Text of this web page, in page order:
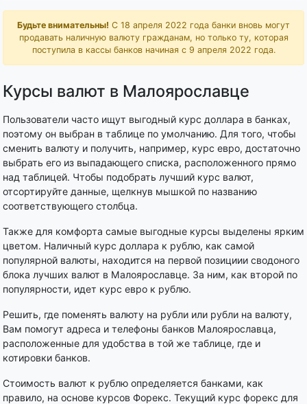
Будьте внимательны! С 18 апреля 2022 года банки вновь могут
продавать наличную валюту гражданам, но только ту, которая
поступила в кассы банков начиная с 9 апреля 2022 года.
Курсы валют в Малоярославце
Пользователи часто ищут выгодный курс доллара в банках,
поэтому он выбран в таблице по умолчанию. Для того, чтобы
сменить валюту и получить, например, курс евро, достаточно
выбрать его из выпадающего списка, расположенного прямо
над таблицей. Чтобы подобрать лучший курс валют,
отсортируйте данные, щелкнув мышкой по названию
соответствующего столбца.
Также для комфорта самые выгодные курсы выделены ярким
цветом. Наличный курс доллара к рублю, как самой
популярной валюты, находится на первой позициии сводоного
блока лучших валют в Малоярославце. За ним, как второй по
популярности, идет курс евро к рублю.
Решить, где поменять валюту на рубли или рубли на валюту,
Вам помогут адреса и телефоны банков Малоярославца,
расположенные для удобства в той же таблице, где и
котировки банков.
Стоимость валют к рублю определяется банками, как
правило, на основе курсов Форекс. Текущий курс форекс для